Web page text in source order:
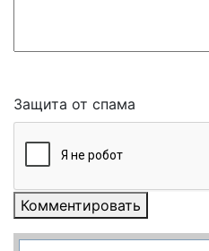
Защита от спама
Комментировать